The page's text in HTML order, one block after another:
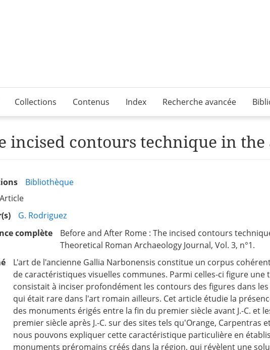
Collections Contenus Index Recherche avancée
incised contours technique in
Bibliothèque
Article
G. Rodriguez
complète
Before and After Rome : The incised contours
Theoretical Roman Archaeology Journal, Vol. 3, n°1.
L'art de l'ancienne Gallia Narbonensis constitue un corpus
de caractéristiques visuelles communes. Parmi celles-ci figure
consistait à inciser profondément les contours des figures dans
qui était rare dans l'art romain ailleurs. Cet article étudie la
des monuments érigés entre la fin du premier siècle avant J.-C. et
premier siècle après J.-C. sur des sites tels qu'Orange, Carpentras
nous pouvons expliquer cette caractéristique particulière en
monuments préromains créés dans la région, qui révèlent une